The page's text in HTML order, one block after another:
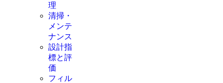
理
清掃・
メンテ
ナンス
設計指
標と評
価
フィル